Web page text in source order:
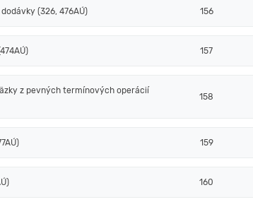
(326, 476AÚ) 156
157
z pevných termínových operácií
158
159
160